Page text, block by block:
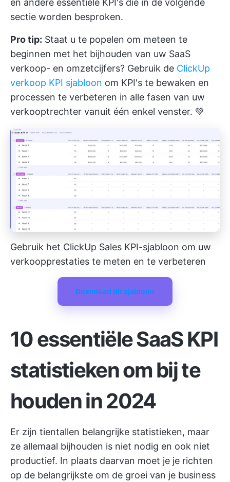
en andere essentiële KPI's die in de volgende
sectie worden besproken.
Pro tip: Staat u te popelen om meteen te
beginnen met het bijhouden van uw SaaS
verkoop- en omzetcijfers? Gebruik de ClickUp
verkoop KPI sjabloon om KPI's te bewaken en
processen te verbeteren in alle fasen van uw
verkooptrechter vanuit één enkel venster. 💚
Gebruik het ClickUp Sales KPI-sjabloon om uw
verkoopprestaties te meten en te verbeteren
Download dit sjabloon
10 essentiële SaaS KPI
statistieken om bij te
houden in 2024
Er zijn tientallen belangrijke statistieken, maar
ze allemaal bijhouden is niet nodig en ook niet
productief. In plaats daarvan moet je je richten
op de belangrijkste om de groei van je business